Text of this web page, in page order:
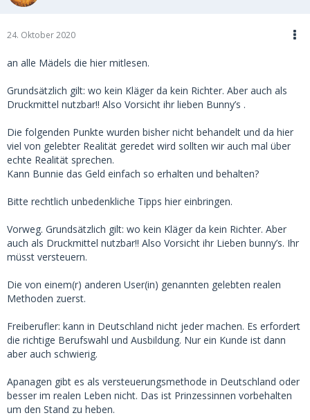
24. Oktober 2020
an alle Mädels die hier mitlesen.
Grundsätzlich gilt: wo kein Kläger da kein Richter. Aber auch als
Druckmittel nutzbar!! Also Vorsicht ihr lieben Bunny’s .
Die folgenden Punkte wurden bisher nicht behandelt und da hier
viel von gelebter Realität geredet wird sollten wir auch mal über
echte Realität sprechen.
Kann Bunnie das Geld einfach so erhalten und behalten?
Bitte rechtlich unbedenkliche Tipps hier einbringen.
Vorweg. Grundsätzlich gilt: wo kein Kläger da kein Richter. Aber
auch als Druckmittel nutzbar!! Also Vorsicht ihr Lieben bunny’s. Ihr
müsst versteuern.
Die von einem(r) anderen User(in) genannten gelebten realen
Methoden zuerst.
Freiberufler: kann in Deutschland nicht jeder machen. Es erfordert
die richtige Berufswahl und Ausbildung. Nur ein Kunde ist dann
aber auch schwierig.
Apanagen gibt es als versteuerungsmethode in Deutschland oder
besser im realen Leben nicht. Das ist Prinzessinnen vorbehalten
um den Stand zu heben.